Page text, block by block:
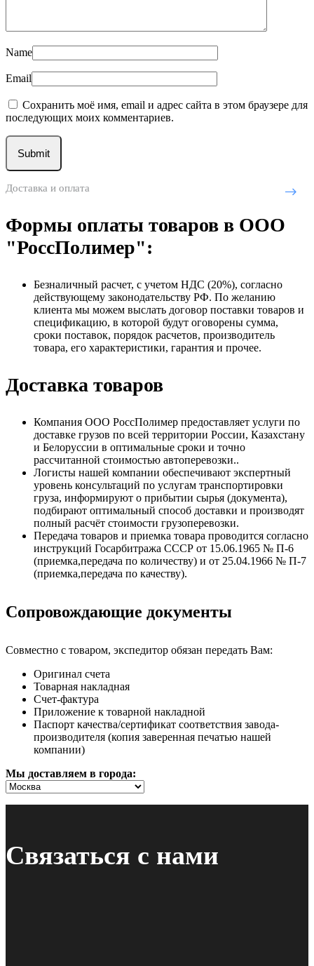
Name
Email
Сохранить моё имя, email и адрес сайта в этом браузере для
последующих моих комментариев.
Доставка и оплата
Формы оплаты товаров в ООО
"РоссПолимер":
Безналичный расчет, с учетом НДС (20%), согласно
действующему законодательству РФ. По желанию
клиента мы можем выслать договор поставки товаров и
спецификацию, в которой будут оговорены сумма,
сроки поставок, порядок расчетов, производитель
товара, его характеристики, гарантия и прочее.
Доставка товаров
Компания ООО РоссПолимер предоставляет услуги по
доставке грузов по всей территории России, Казахстану
и Белоруссии в оптимальные сроки и точно
рассчитанной стоимостью автоперевозки..
Логисты нашей компании обеспечивают экспертный
уровень консультаций по услугам транспортировки
груза, информируют о прибытии сырья (документа),
подбирают оптимальный способ доставки и производят
полный расчёт стоимости грузоперевозки.
Передача товаров и приемка товара проводится согласно
инструкций Госарбитража СССР от 15.06.1965 № П-6
(приемка,передача по количеству) и от 25.04.1966 № П-7
(приемка,передача по качеству).
Сопровождающие документы
Совместно с товаром, экспедитор обязан передать Вам:
Оригинал счета
Товарная накладная
Счет-фактура
Приложение к товарной накладной
Паспорт качества/сертификат соответствия завода-
производителя (копия заверенная печатью нашей
компании)
Мы доставляем в города:
Связаться с нами